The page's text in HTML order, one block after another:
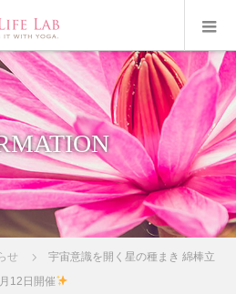
せ
宇宙意識を開く星の種まき 綿棒立
12日開催